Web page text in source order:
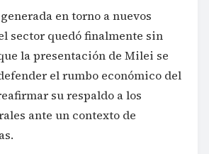
en torno a nuevos
sector quedó finalmente sin
la presentación de Milei se
el rumbo económico del
su respaldo a los
ante un contexto de